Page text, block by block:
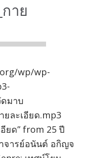
าย
wp/wp-
มาบ
ยละเอียด.mp3
อียด” from 25 ปี
จารย์อนันต์ อกิญจ